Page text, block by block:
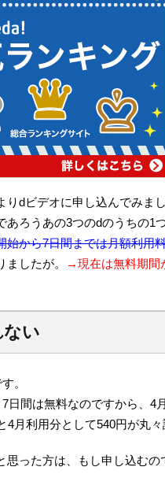
dビデオに申し込んでみま
ろうあの3つのdのうちの1つ
始から7日間までは月額利用
したが。
→現在は無料期間
ない
。
日間は無料なのですから、4
月利用分として540円が丸々
った方は、もし申し込む